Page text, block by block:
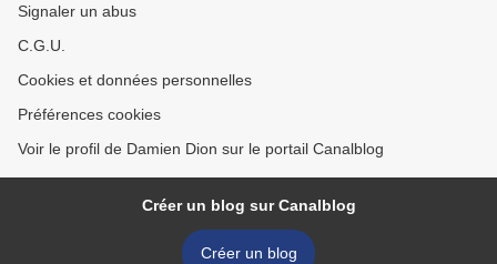
Signaler un abus
C.G.U.
Cookies et données personnelles
Préférences cookies
Voir le profil de Damien Dion sur le portail Canalblog
Créer un blog sur Canalblog
Créer un blog